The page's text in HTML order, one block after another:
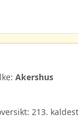
Akershus
213.